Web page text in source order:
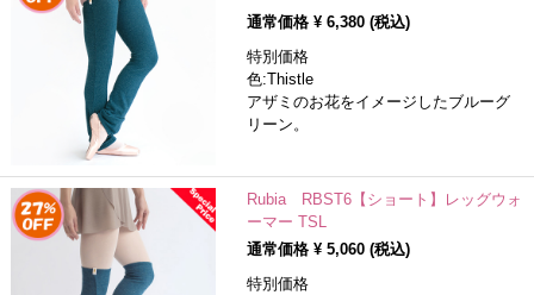
通常価格 ¥ 6,380(税込)
特別価格
色:Thistle
アザミのお花をイメージしたブルーグ
リーン。
Rubia RBST6【ショート】レッグウォ
ーマー TSL
通常価格 ¥ 5,060(税込)
特別価格